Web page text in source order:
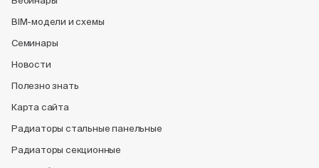
BIM-модели и схемы
Семинары
Новости
Полезно знать
Карта сайта
Радиаторы стальные панельные
Радиаторы секционные